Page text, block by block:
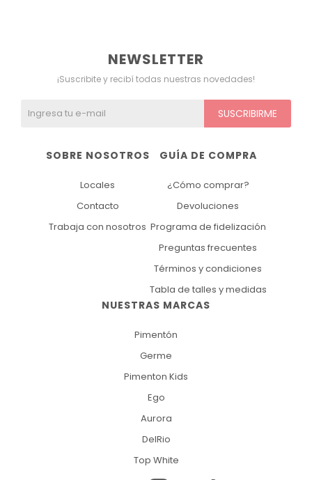
NUESTRAS MARCAS
Pimentón
Germe
Pimenton Kids
Ego
Aurora
DelRio
Top White
GUÍA DE COMPRA
¿Cómo comprar?
Devoluciones
Programa de fidelización
Preguntas frecuentes
Términos y condiciones
Tabla de talles y medidas
SOBRE NOSOTROS
Locales
Contacto
Trabaja con nosotros
NEWSLETTER
¡Suscribite y recibí todas nuestras novedades!
SUSCRIBIRME